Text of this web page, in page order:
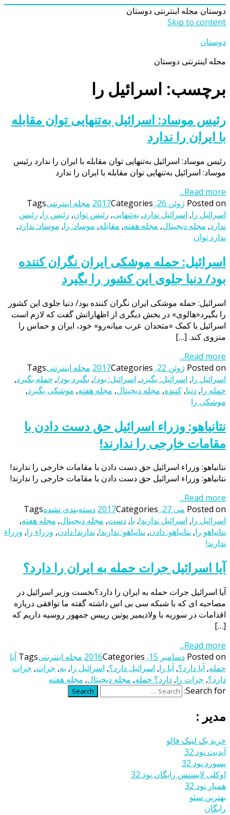
دوستان مجله اینترنتی دوستان
Skip to content
دوستان
مجله اینترنتی دوستان
برچسب: اسرائیل را
رئیس موساد: اسرائیل به‌تنهایی توان مقابله
با ایران را ندارد
رئیس موساد: اسرائیل به‌تنهایی توان مقابله با ایران را ندارد رئیس
موساد: اسرائیل به‌تنهایی توان مقابله با ایران را ندارد
Read more...
Posted on ژوئن 26, 2017 Categories مجله اینترنتیTags
اسرائیل را, اسرائیل ندارد, به‌تنهایی, رئیس توان, رئیس را, رئیس
ندارد, مجله دیجیتال, مجله هفته, مقابله, موساد: را, موساد: ندارد,
ندارد توان
اسرائیل: حمله موشکی ایران نگران کننده
بود/ دنیا جلوی این کشور را بگیرد
اسرائیل: حمله موشکی ایران نگران کننده بود/ دنیا جلوی این کشور
را بگیرد«هالوی» در بخش دیگری از اظهاراتش گفت که لازم است
اسرائیل با کمک «متحدان عرب میانه‌رو» خود، ایران و حماس را
منزوی کند. […]
Read more...
Posted on ژوئن 22, 2017 Categories مجله اینترنتیTags
اسرائیل را, اسرائیل: بگیرد, اسرائیل: بود/, بگیرد بود/, حمله بگیرد,
حمله را, دنیا, کننده, مجله دیجیتال, مجله هفته, موشکی بگیرد,
موشکی را
نتانیاهو: وزراء اسرائیل حق دست دادن با
مقامات خارجی را ندارند!
نتانیاهو: وزراء اسرائیل حق دست دادن با مقامات خارجی را ندارند!
نتانیاهو: وزراء اسرائیل حق دست دادن با مقامات خارجی را ندارند!
Read more...
Posted on می 27, 2017 Categories دسته‌بندی نشدهTags
اسرائیل را, اسرائیل ندارند!, با, دست, مجله دیجیتال, مجله هفته,
نتانیاهو را, نتانیاهو: دادن, نتانیاهو: ندارند!, ندارند! دادن, وزراء را, وزراء
ندارند!
آیا اسرائیل جرات حمله به ایران را دارد؟
آیا اسرائیل جرات حمله به ایران را دارد؟نخست وزیر اسرائیل در
مصاحبه ای که با شبکه سی بی اس داشته گفته ما توافقی درباره
اقدامات در سوریه با ولادیمیر پوتین رییس جمهور روسیه داریم که
[…]
Read more...
Posted on دسامبر 15, 2016 Categories مجله اینترنتیTags آیا
حمله, آیا دارد؟, آیا را, اسرائیل دارد؟, اسرائیل را, به, جرات, جرات
دارد؟, جرات را, دارد؟ حمله, مجله دیجیتال, مجله هفته
Search for:
Search
مدیر :
خرید بک لینک فالو
آپدیت نود 32
پسورد نود 32
اوکلی لایسنس رایگان نود 32
همیار نود 32
بهترین سئو
رایگان